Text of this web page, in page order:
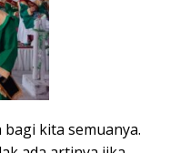
kita semuanya.